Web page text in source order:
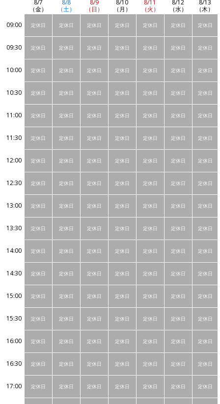
8/7
（金）
8/8
（土）
8/9
（日）
8/10
（月）
8/11
（火）
8/12
（水）
8/13
（木）
09:00
定休日 定休日 定休日 定休日 定休日 定休日 定休日
09:30 定休日 定休日 定休日 定休日 定休日 定休日 定休日
10:00 定休日 定休日 定休日 定休日 定休日 定休日 定休日
10:30 定休日 定休日 定休日 定休日 定休日 定休日 定休日
11:00 定休日 定休日 定休日 定休日 定休日 定休日 定休日
11:30 定休日 定休日 定休日 定休日 定休日 定休日 定休日
12:00 定休日 定休日 定休日 定休日 定休日 定休日 定休日
12:30 定休日 定休日 定休日 定休日 定休日 定休日 定休日
13:00 定休日 定休日 定休日 定休日 定休日 定休日 定休日
13:30 定休日 定休日 定休日 定休日 定休日 定休日 定休日
14:00 定休日 定休日 定休日 定休日 定休日 定休日 定休日
14:30 定休日 定休日 定休日 定休日 定休日 定休日 定休日
15:00 定休日 定休日 定休日 定休日 定休日 定休日 定休日
15:30 定休日 定休日 定休日 定休日 定休日 定休日 定休日
16:00 定休日 定休日 定休日 定休日 定休日 定休日 定休日
16:30 定休日 定休日 定休日 定休日 定休日 定休日 定休日
17:00 定休日 定休日 定休日 定休日 定休日 定休日 定休日